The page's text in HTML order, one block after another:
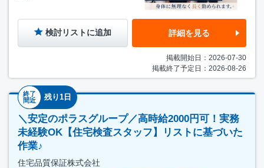
検討リストに追加 詳細を見る
掲載開始日：2026-07-30
掲載終了予定日：2026-08-26
終了
間近
残り1日
＼安定のポラスグループ／高時給2000円可！実務
未経験OK【住宅検査スタッフ】リストに基づいた
作業♪
住宅品質保証株式会社